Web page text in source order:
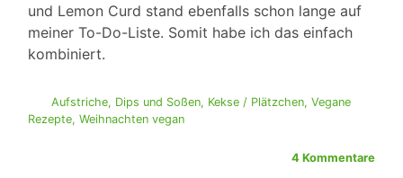
und Lemon Curd stand ebenfalls schon lange auf
meiner To-Do-Liste. Somit habe ich das einfach
kombiniert.
Aufstriche, Dips und Soßen, Kekse / Plätzchen, Vegane
Rezepte, Weihnachten vegan
4 Kommentare